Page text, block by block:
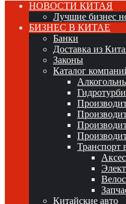
НОВОСТИ КИТАЯ
Лучшие бизнес
БИЗНЕС В КИТАЕ
Банки
Доставка из
Законы
Каталог
Транспорт
Китайские авто